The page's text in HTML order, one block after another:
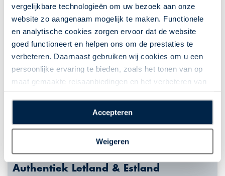
vergelijkbare technologieën om uw bezoek aan onze
website zo aangenaam mogelijk te maken. Functionele
en analytische cookies zorgen ervoor dat de website
goed functioneert en helpen ons om de prestaties te
verbeteren. Daarnaast gebruiken wij cookies om u een
persoonlijke ervaring te bieden, zoals het tonen van op
maat gemaakte reisaanbiedingen en het verbeteren van
plaatsen van alle hierboven beschreven cookies en
technologieën, waarmee persoonlijke gegevens kunnen
worden verzameld. Indien u kiest voor “Weigeren”
plaatsen wij enkel functionele cookies, en zal er geen
sprake zijn van gepersonaliseerde content.
Accepteren
Weigeren
Authentiek Letland & Estland